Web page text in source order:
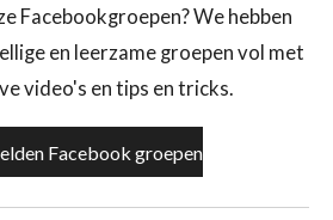
b
o
k
a
r
a
o
Facebookgroepen? We hebben
en leerzame groepen vol met
video's en tips en tricks.
Facebook groepen